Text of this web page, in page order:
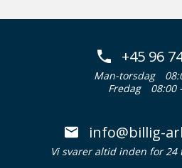
+45 96
Man-torsdag
Fredag
08:00
info@billig-
Vi svarer altid inden for 24